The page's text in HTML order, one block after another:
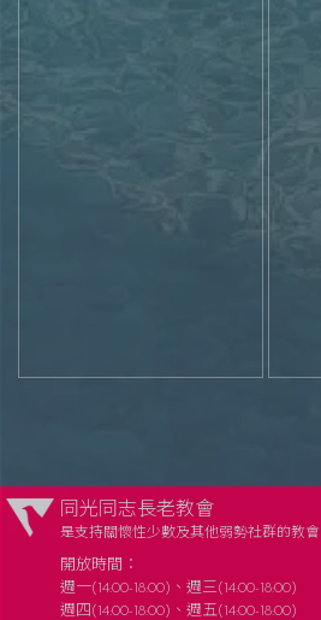
同光同志長老教會
是支持關懷性少數及其他弱勢社群的教會
開放時間：
週一(14:00-18:00)、週三(14:00-18:00)
週四(14:00-18:00)、週五(14:00-18:00)